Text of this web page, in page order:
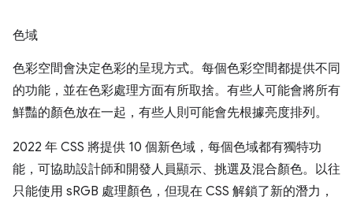
色域
色彩空間會決定色彩的呈現方式。每個色彩空間都提供不同
的功能，並在色彩處理方面有所取捨。有些人可能會將所有
鮮豔的顏色放在一起，有些人則可能會先根據亮度排列。
2022 年 CSS 將提供 10 個新色域，每個色域都有獨特功
能，可協助設計師和開發人員顯示、挑選及混合顏色。以往
只能使用 sRGB 處理顏色，但現在 CSS 解鎖了新的潛力，